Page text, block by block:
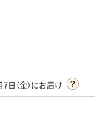
日（金）にお届け